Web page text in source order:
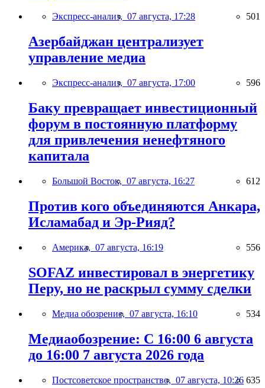
Экспресс-анализ, 07 августа, 17:28 501
Азербайджан централизует
управление медиа
Экспресс-анализ, 07 августа, 17:00 596
Баку превращает инвестиционный
форум в постоянную платформу
для привлечения ненефтяного
капитала
Большой Восток, 07 августа, 16:27 612
Против кого объединяются Анкара,
Исламабад и Эр-Рияд?
Америка, 07 августа, 16:19 556
SOFAZ инвестировал в энергетику
Перу, но не раскрыл сумму сделки
Медиа обозрение, 07 августа, 16:10 534
Медиаобозрение: С 16:00 6 августа
до 16:00 7 августа 2026 года
Постсоветское пространство, 07 августа, 10:26 635